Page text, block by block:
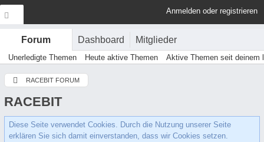
Anmelden oder registrieren
Forum Dashboard Mitglieder
Unerledigte Themen Heute aktive Themen Aktive Themen seit deinem
RACEBIT FORUM
RACEBIT
Diese Seite verwendet Cookies. Durch die Nutzung unserer Seite
erklären Sie sich damit einverstanden, dass wir Cookies setzen.